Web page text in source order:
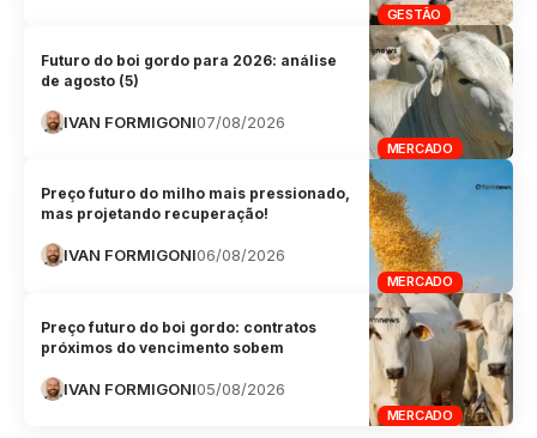
GESTÃO
MERCADO
Futuro do boi gordo para 2026: análise
de agosto (5)
IVAN FORMIGONI07/08/2026
MERCADO
Preço futuro do milho mais pressionado,
mas projetando recuperação!
IVAN FORMIGONI06/08/2026
MERCADO
Preço futuro do boi gordo: contratos
próximos do vencimento sobem
IVAN FORMIGONI05/08/2026